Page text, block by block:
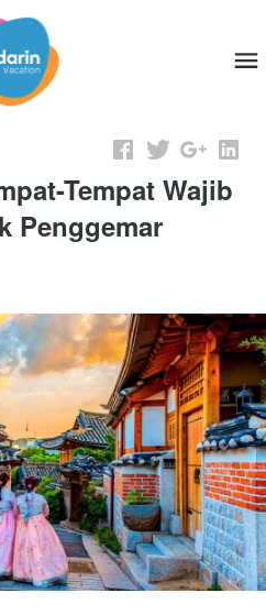
Tempat Wajib
Penggemar